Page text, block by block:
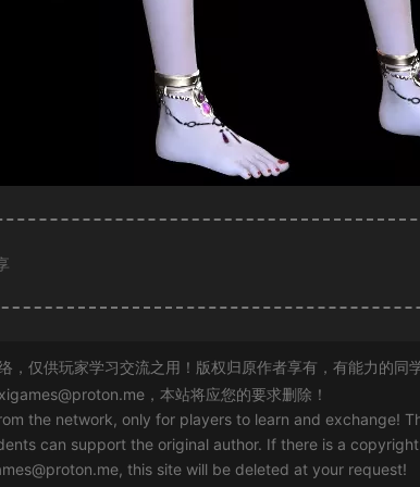
，仅供玩家学习交流之用！版权归原作者享有，有能力的同
，本站将应您的要求删除！
the network, only for players to learn and exchange!
can support the original author. If there is a
, this site will be deleted at your request!